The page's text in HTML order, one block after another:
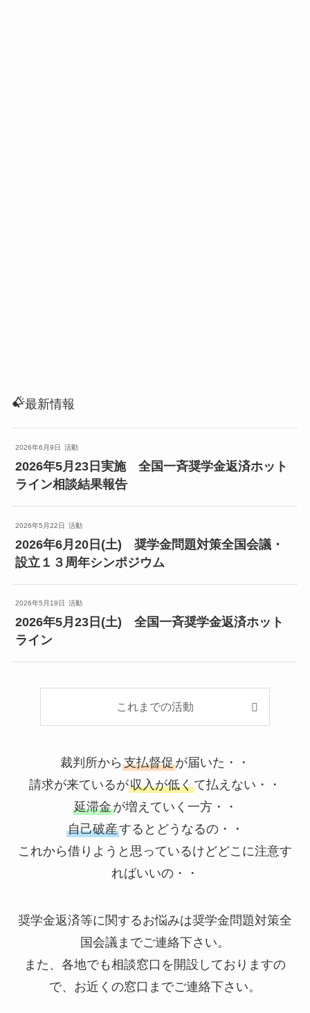
最新情報
2026年6月9日 活動
2026年5月23日実施 全国一斉奨学金返済ホット
ライン相談結果報告
2026年5月22日 活動
2026年6月20日(土) 奨学金問題対策全国会議・
設立１３周年シンポジウム
2026年5月19日 活動
2026年5月23日(土) 全国一斉奨学金返済ホット
ライン
これまでの活動
裁判所から 支払督促が届いた・・
請求が来ているが収入が低くて払えない・・
延滞金が増えていく一方・・
自己破産するとどうなるの・・
これから借りようと思っているけどどこに注意す
ればいいの・・
奨学金返済等に関するお悩みは奨学金問題対策全
国会議までご連絡下さい。
また、各地でも相談窓口を開設しておりますの
で、お近くの窓口までご連絡下さい。